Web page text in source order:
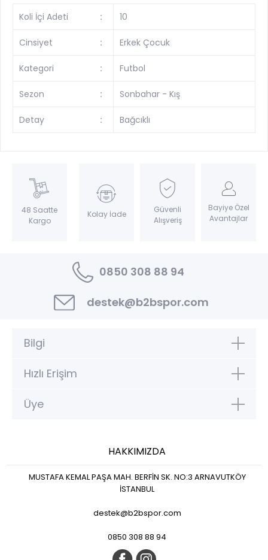
Koli İçi Adeti : 10
Cinsiyet : Erkek Çocuk
Kategori : Futbol
Sezon : Sonbahar - Kış
Detay : Bağcıklı
48 Saatte
Kargo
Kolay İade
Güvenli
Alışveriş
Bayiye Özel
Avantajlar
0850 308 88 94
destek@b2bspor.com
Bilgi
Hızlı Erişim
Üye
HAKKIMIZDA
MUSTAFA KEMAL PAŞA MAH. BERFİN SK. NO:3 ARNAVUTKÖY
İSTANBUL
destek@b2bspor.com
0850 308 88 94